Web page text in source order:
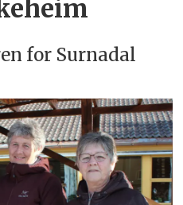
for Surnadal